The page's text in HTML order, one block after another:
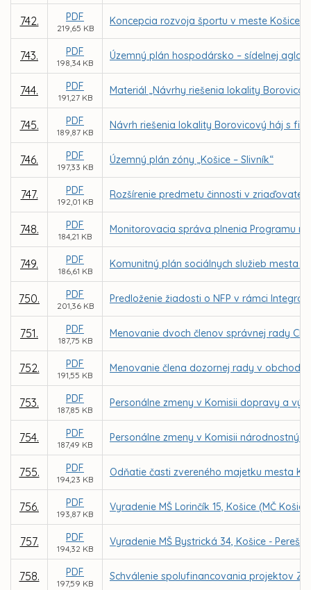
742. PDF
219,65 KB
Koncepcia rozvoja športu v meste Košice
743. PDF
198,34 KB
Územný plán hospodársko – sídelnej
744. PDF
191,27 KB
Materiál „Návrhy riešenia lokality
745. PDF
189,87 KB
Návrh riešenia lokality Borovicový háj s
746. PDF
197,33 KB
Územný plán zóny „Košice – Slivník“
747. PDF
192,01 KB
Rozšírenie predmetu činnosti v
748. PDF
184,21 KB
Monitorovacia správa plnenia Programu
749. PDF
186,61 KB
Komunitný plán sociálnych služieb mesta
750. PDF
201,36 KB
Predloženie žiadosti o NFP v rámci
751. PDF
187,75 KB
Menovanie dvoch členov správnej rady
752. PDF
191,55 KB
Menovanie člena dozornej rady v
753. PDF
187,85 KB
Personálne zmeny v Komisii dopravy a
754. PDF
187,49 KB
Personálne zmeny v Komisii
755. PDF
194,23 KB
Odňatie časti zvereného majetku mesta
756. PDF
193,87 KB
Vyradenie MŠ Lorinčík 15, Košice (MČ
757. PDF
194,32 KB
Vyradenie MŠ Bystrická 34, Košice - Pereš
758. PDF
197,59 KB
Schválenie spolufinancovania projektov